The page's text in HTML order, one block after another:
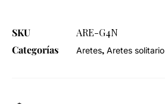
SKU
ARE-G4N
Categorías
Aretes, Aretes solitario